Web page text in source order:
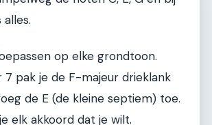
alles.
op elke grondtoon.
7 pak je de F-majeur drieklank
de E (de kleine septiem) toe.
elk akkoord dat je wilt.